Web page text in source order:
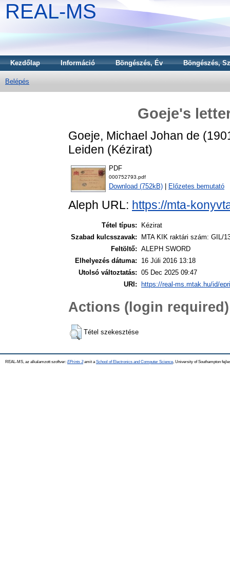
REAL-MS
Kezdőlap Információ Böngészés, Év Böngészés,
Belépés
Goeje's
Goeje, Michael Johan de
Leiden (Kézirat)
PDF
000752793.pdf
Download (752kB) Előzetes bemutató
Aleph URL: https://mta-
Tétel típus:
Kézirat
Szabad kulcsszavak:
MTA KIK raktári szám: GIL/
Feltöltő: ALEPH SWORD
Elhelyezés dátuma:
16 Júli 2016 13:18
Utolsó változtatás: 05 Dec 2025 09:47
URI:
https://real-ms.mtak.hu/id/
Actions (login required)
Tétel szekesztése
REAL-MS, az alkalamzott szoftver: EPrints 3amit a School of Electronics and Computer Science , University of Southampton